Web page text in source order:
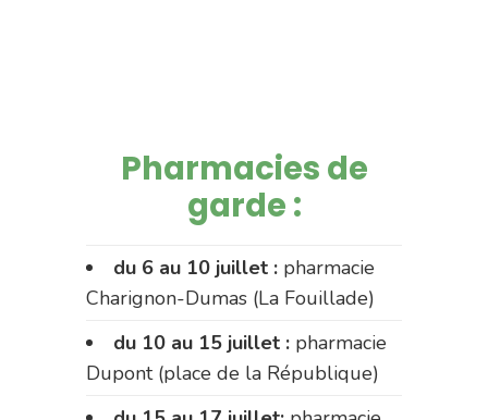
Pharmacies de
garde :
du 6 au 10 juillet : pharmacie
Charignon-Dumas (La Fouillade)
du 10 au 15 juillet : pharmacie
Dupont (place de la République)